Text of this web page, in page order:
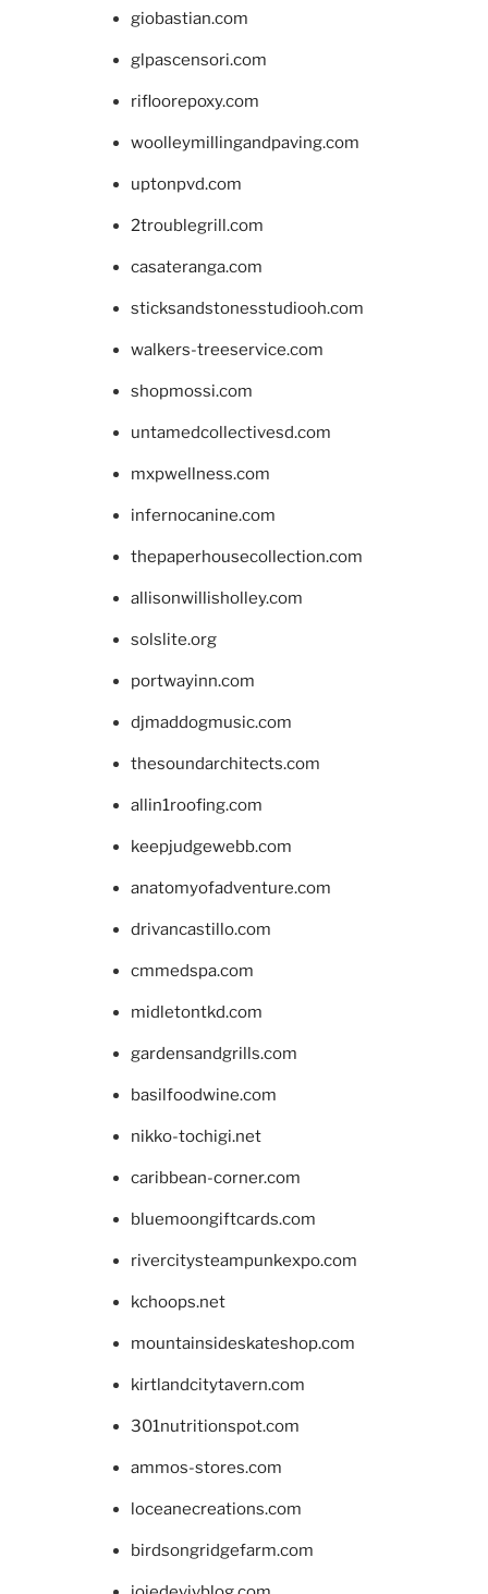
giobastian.com
glpascensori.com
rifloorepoxy.com
woolleymillingandpaving.com
uptonpvd.com
2troublegrill.com
casateranga.com
sticksandstonesstudiooh.com
walkers-treeservice.com
shopmossi.com
untamedcollectivesd.com
mxpwellness.com
infernocanine.com
thepaperhousecollection.com
allisonwillisholley.com
solslite.org
portwayinn.com
djmaddogmusic.com
thesoundarchitects.com
allin1roofing.com
keepjudgewebb.com
anatomyofadventure.com
drivancastillo.com
cmmedspa.com
midletontkd.com
gardensandgrills.com
basilfoodwine.com
nikko-tochigi.net
caribbean-corner.com
bluemoongiftcards.com
rivercitysteampunkexpo.com
kchoops.net
mountainsideskateshop.com
kirtlandcitytavern.com
301nutritionspot.com
ammos-stores.com
loceanecreations.com
birdsongridgefarm.com